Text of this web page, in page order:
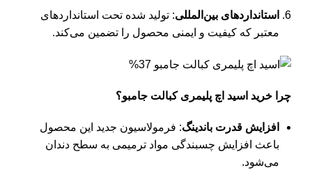
استانداردهای بین‌المللی: تولید شده تحت استانداردهای
معتبر که کیفیت و ایمنی محصول را تضمین می‌کند.
چرا خرید اسید اچ پلیمری کبالت جامبو؟
افزایش قدرت باندینگ: فرمولاسیون جدید این محصول
باعث افزایش چسبندگی مواد ترمیمی به سطح دندان
می‌شود.